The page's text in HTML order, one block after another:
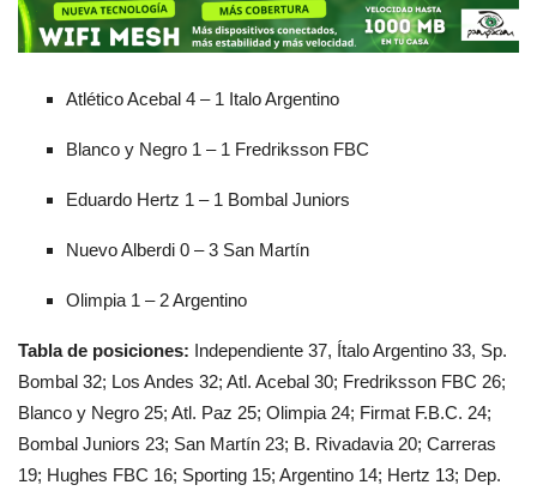
Atlético Acebal 4 – 1 Italo Argentino
Blanco y Negro 1 – 1 Fredriksson FBC
Eduardo Hertz 1 – 1 Bombal Juniors
Nuevo Alberdi 0 – 3 San Martín
Olimpia 1 – 2 Argentino
Tabla de posiciones: Independiente 37, Ítalo Argentino 33, Sp.
Bombal 32; Los Andes 32; Atl. Acebal 30; Fredriksson FBC 26;
Blanco y Negro 25; Atl. Paz 25; Olimpia 24; Firmat F.B.C. 24;
Bombal Juniors 23; San Martín 23; B. Rivadavia 20; Carreras
19; Hughes FBC 16; Sporting 15; Argentino 14; Hertz 13; Dep.